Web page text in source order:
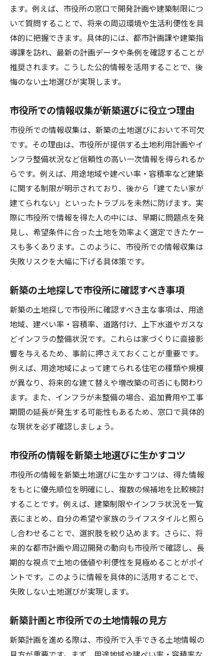
ます。例えば、市役所の窓口で開発計画や建築制限につ
いて質問することで、将来の周辺環境や生活利便性を具
体的に把握できます。具体的には、都市計画課や建築指
導課を訪れ、最新の計画データや条例を確認することが
推奨されます。こうした公的情報を活用することで、後
悔のない土地選びが実現します。
市役所での情報収集が新築選びに役立つ理由
市役所での情報収集は、新築の土地選びにおいて不可欠
です。その理由は、市役所が提供する土地利用計画やイ
ンフラ整備状況など信頼性の高い一次情報を得られるか
らです。例えば、用途地域や建ぺい率・容積率など建築
に関する制限が明示されており、後から「建てたい家が
建てられない」といったトラブルを未然に防げます。実
際に市役所で情報を得た人の中には、早期に問題点を発
見し、希望条件に合った土地を効率よく選定できたケー
スも多くあります。このように、市役所での情報収集は
失敗リスクを大幅に下げる具体策です。
新築の土地探しで市役所に確認すべき事項
新築の土地探しで市役所に確認すべき主な事項は、用途
地域、建ぺい率・容積率、道路付け、上下水道やガスな
どインフラの整備状況です。これらは家づくりに直接影
響を与えるため、事前に押さえておくことが重要です。
例えば、用途地域によって建てられる住宅の種類や規模
が異なり、将来的な建て替えや増改築の可否にも関わり
ます。また、インフラが未整備の場合、追加費用や工事
期間の延長が発生する可能性もあるため、窓口で具体的
な現状を必ず確認しましょう。
市役所の情報を新築土地選びに生かすコツ
市役所の情報を新築土地選びに生かすコツは、得た情報
をもとに優先順位を明確にし、複数の候補地を比較検討
することです。例えば、建築制限やインフラ状況を一覧
表にまとめ、自分の希望や家族のライフスタイルと照ら
し合わせることで、選択肢を絞り込めます。さらに、将
来的な都市計画や周辺開発の動向も市役所で確認し、長
期的な視点で土地の価値や利便性を見極めることがポイ
ントです。このように情報を具体的に活用することで、
失敗しない土地選びが実現します。
新築計画と市役所での土地情報の見方
新築計画を進める際は、市役所で入手できる土地情報の